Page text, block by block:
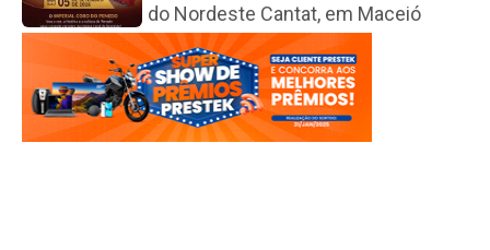
do Nordeste Cantat, em Maceió